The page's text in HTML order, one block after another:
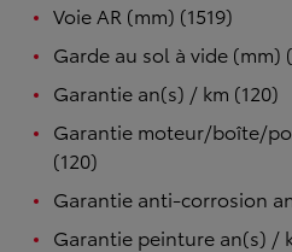
Voie AR (mm) (1519)
Garde au sol à vide (mm)
Garantie an(s) / km (120)
Garantie moteur/boîte/
(120)
Garantie anti-corrosion
Garantie peinture an(s) /